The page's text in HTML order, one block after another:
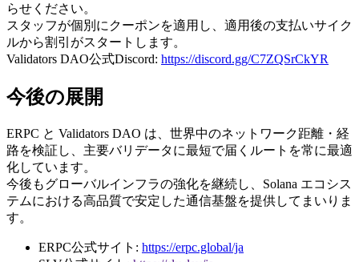
らせください。
スタッフが個別にクーポンを適用し、適用後の支払いサイク
ルから割引がスタートします。
Validators DAO公式Discord: https://discord.gg/C7ZQSrCkYR
今後の展開
ERPC と Validators DAO は、世界中のネットワーク距離・経
路を検証し、主要バリデータに最短で届くルートを常に最適
化しています。
今後もグローバルインフラの強化を継続し、Solana エコシス
テムにおける高品質で安定した通信基盤を提供してまいりま
す。
ERPC公式サイト: https://erpc.global/ja